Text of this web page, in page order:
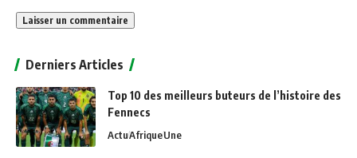
Derniers Articles
Top 10 des meilleurs buteurs de l’histoire des
Fennecs
ActuAfriqueUne